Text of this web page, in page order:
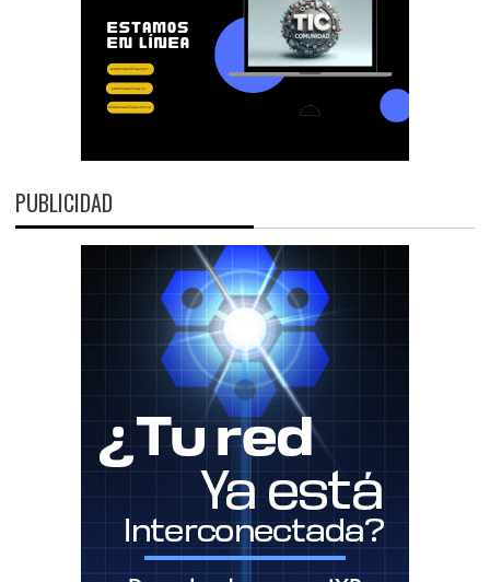
PUBLICIDAD